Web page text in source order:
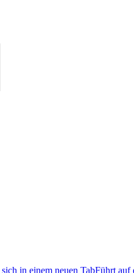
in einem neuen TabFührt auf